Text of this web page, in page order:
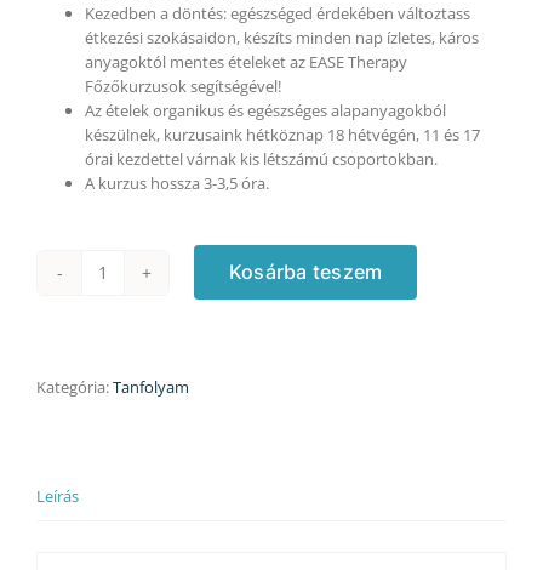
Kezedben a döntés: egészséged érdekében változtass
étkezési szokásaidon, készíts minden nap ízletes, káros
anyagoktól mentes ételeket az EASE Therapy
Főzőkurzusok segítségével!
Az ételek organikus és egészséges alapanyagokból
készülnek, kurzusaink hétköznap 18 hétvégén, 11 és 17
órai kezdettel várnak kis létszámú csoportokban.
A kurzus hossza 3-3,5 óra.
Mentes
26.980
Kosárba teszem
Kategória:Tanfolyam
Leírás